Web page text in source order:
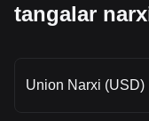
tangalar
Union Narxi (USD)